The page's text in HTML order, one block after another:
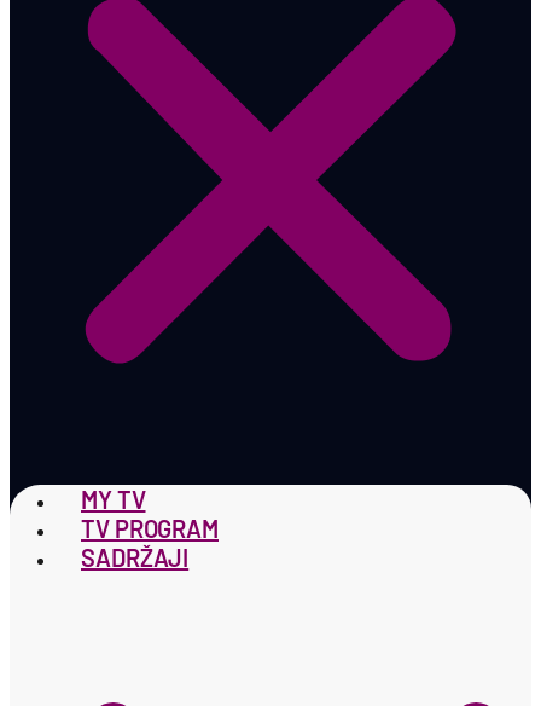
MY TV
TV PROGRAM
SADRŽAJI